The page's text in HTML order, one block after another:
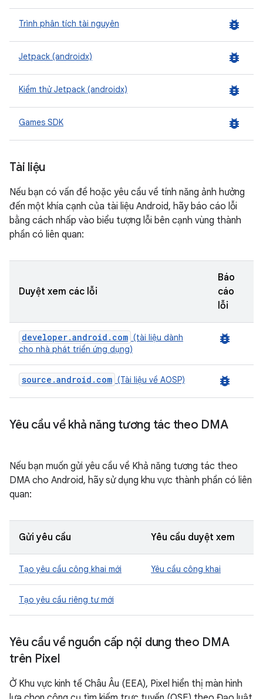
Trình phân tích tài nguyên bug_report
Jetpack (androidx) bug_report
Kiểm thử Jetpack (androidx) bug_report
Games SDK bug_report
Tài liệu
Nếu bạn có vấn đề hoặc yêu cầu về tính năng ảnh hưởng
đến một khía cạnh của tài liệu Android, hãy báo cáo lỗi
bằng cách nhấp vào biểu tượng lỗi bên cạnh vùng thành
phần có liên quan:
Duyệt xem các lỗi
Báo
cáo
lỗi
developer.android.com (tài liệu dành
cho nhà phát triển ứng dụng)
bug_report
source.android.com (Tài liệu về AOSP) bug_report
Yêu cầu về khả năng tương tác theo DMA
Nếu bạn muốn gửi yêu cầu về Khả năng tương tác theo
DMA cho Android, hãy sử dụng khu vực thành phần có liên
quan:
Gửi yêu cầu Yêu cầu duyệt xem
Tạo yêu cầu công khai mới Yêu cầu công khai
Tạo yêu cầu riêng tư mới
Yêu cầu về nguồn cấp nội dung theo DMA
trên Pixel
Ở Khu vực kinh tế Châu Âu (EEA), Pixel hiển thị màn hình